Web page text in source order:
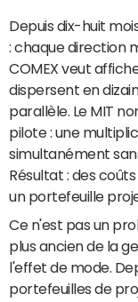
Depuis dix-huit
: chaque direction
COMEX veut
dispersent en
parallèle. Le MIT
pilote : une
simultanément
Résultat : des
un portefeuille
Ce n'est pas un
plus ancien de la
l'effet de mode.
portefeuilles de